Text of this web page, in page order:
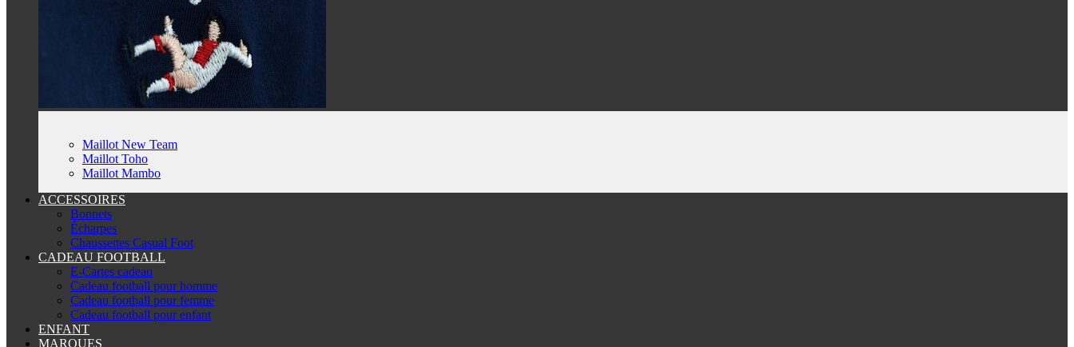
Maillot New Team
Maillot Toho
Maillot Mambo
ACCESSOIRES
Bonnets
Écharpes
Chaussettes Casual Foot
CADEAU FOOTBALL
E-Cartes cadeau
Cadeau football pour homme
Cadeau football pour femme
Cadeau football pour enfant
ENFANT
MARQUES